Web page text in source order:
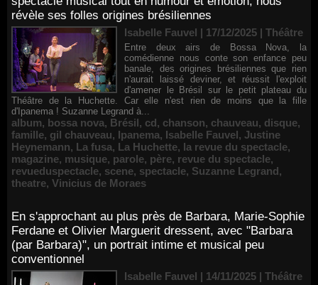
révèle ses folles origines brésiliennes
Isabelle Fauvel | 17/12/2025 | Théâtre
Entre deux airs de Bossa Nova, la
comédienne nous conte son enfance peu
banale, des origines brésiliennes que rien
n'aurait laissé deviner, et réussit l'exploit
d'amener le Brésil sur le petit plateau du
Théâtre de la Huchette. Car elle n'est rien de moins que la fille
d'Ipanema ! Suzanne Legrand à...
album, bossa nova, Brésil, cd, chanson, chauveau, disque,
famille, gil chauveau, Ipanema, Isabelle Fauvel, Justine
Heynemann, La fusa, La Huchette, la revue du spectacle,
magazine, musique, parole, père, revue du spectacle,
revueduspectacle, scene, spectacle, Suzanne Legrand,
theatre, Vinicius de Moraes
En s'approchant au plus près de Barbara, Marie-Sophie
Ferdane et Olivier Marguerit dressent, avec "Barbara
(par Barbara)", un portrait intime et musical peu
conventionnel
Isabelle Fauvel | 14/11/2025 | Théâtre